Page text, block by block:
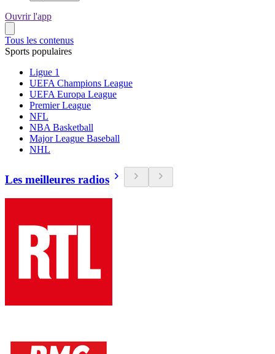
Ouvrir l'app
Tous les contenus
Sports populaires
Ligue 1
UEFA Champions League
UEFA Europa League
Premier League
NFL
NBA Basketball
Major League Baseball
NHL
Les meilleures radios